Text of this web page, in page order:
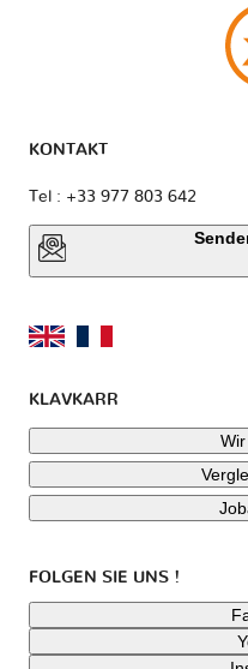
KONTAKT
Tel : +33 977 803 642
KLAVKARR
FOLGEN SIE UNS !